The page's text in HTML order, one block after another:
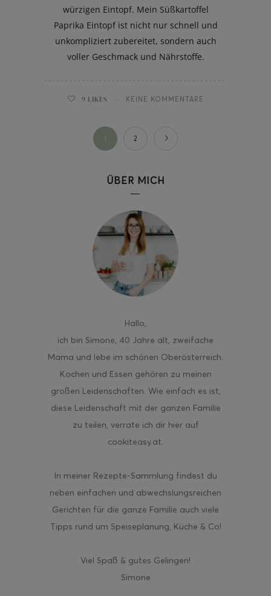
würzigen Eintopf. Mein Süßkartoffel
Paprika Eintopf ist nicht nur schnell und
unkompliziert zubereitet, sondern auch
voller Geschmack und Nährstoffe.
9 LIKES KEINE KOMMENTARE
1 2
ÜBER MICH
Hallo
ich bin Simone, 40 Jahre alt, zweifache
Mama und lebe im schönen Oberösterreich.
Kochen und Essen gehören zu meinen
großen Leidenschaften. Wie einfach es ist,
diese Leidenschaft mit der ganzen Familie
zu teilen, verrate ich dir hier auf
cookiteasy.at.
In meiner Rezepte-Sammlung findest du
neben einfachen und abwechslungsreichen
Gerichten für die ganze Familie auch viele
Tipps rund um Speiseplanung, Küche & Co!
Viel Spaß & gutes Gelingen!
Simone